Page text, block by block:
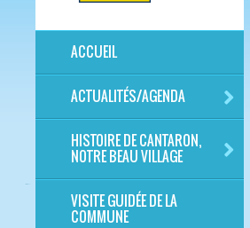
ACCUEIL
ACTUALITÉS/AGENDA
HISTOIRE DE CANTARON,
NOTRE BEAU VILLAGE
VISITE GUIDÉE DE LA
COMMUNE